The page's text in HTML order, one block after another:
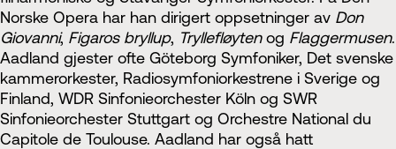
Norske Opera har han dirigert oppsetninger av Don
Giovanni, Figaros bryllup, Tryllefløytenog Flaggermusen.
Aadland gjester ofte Göteborg Symfoniker, Det svenske
kammerorkester, Radiosymfoniorkestrene i Sverige og
Finland, WDR Sinfonieorchester Köln og SWR
Sinfonieorchester Stuttgart og Orchestre National du
Capitole de Toulouse. Aadland har også hatt